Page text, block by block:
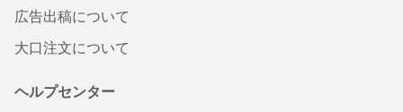
広告出稿について
大口注文について
ヘルプセンター